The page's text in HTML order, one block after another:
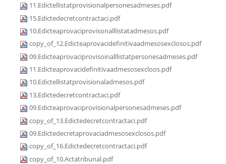
11.Edictellistatprovisionalpersonesadmeses.pdf
15.Edictedecretcontractaci.pdf
10.Edicteaprovaciprovisonalllistatadmesos.pdf
copy_of_12.Edicteaprovacidefinitivaadmesosexclosos.pdf
09.Edicteaprovaciprovisoinalllistatpersonesadmeses.pdf
11.Edicteaprovacidefinitivaadmesosexcloos.pdf
10.Edictellistatprovisionaladmesos.pdf
13.Edictedecretcontractaci.pdf
09.Edicteaprovaciprovisionalpersonesadmeses.pdf
copy_of_13.Edictedecretcontractaci.pdf
09.Edictedecretaprovaciadmesosexclosos.pdf
copy_of_16.Edictedecretcontractaci.pdf
copy_of_10.Actatribunal.pdf